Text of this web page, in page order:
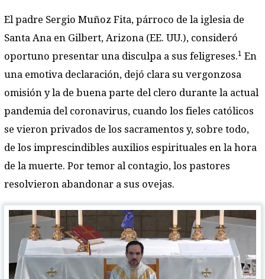
El padre Sergio Muñoz Fita, párroco de la iglesia de
Santa Ana en Gilbert, Arizona (EE. UU.), consideró
oportuno presentar una disculpa a sus feligreses.1 En
una emotiva declaración, dejó clara su vergonzosa
omisión y la de buena parte del clero durante la actual
pandemia del coronavirus, cuando los fieles católicos
se vieron privados de los sacramentos y, sobre todo,
de los imprescindibles auxilios espirituales en la hora
de la muerte. Por temor al contagio, los pastores
resolvieron abandonar a sus ovejas.